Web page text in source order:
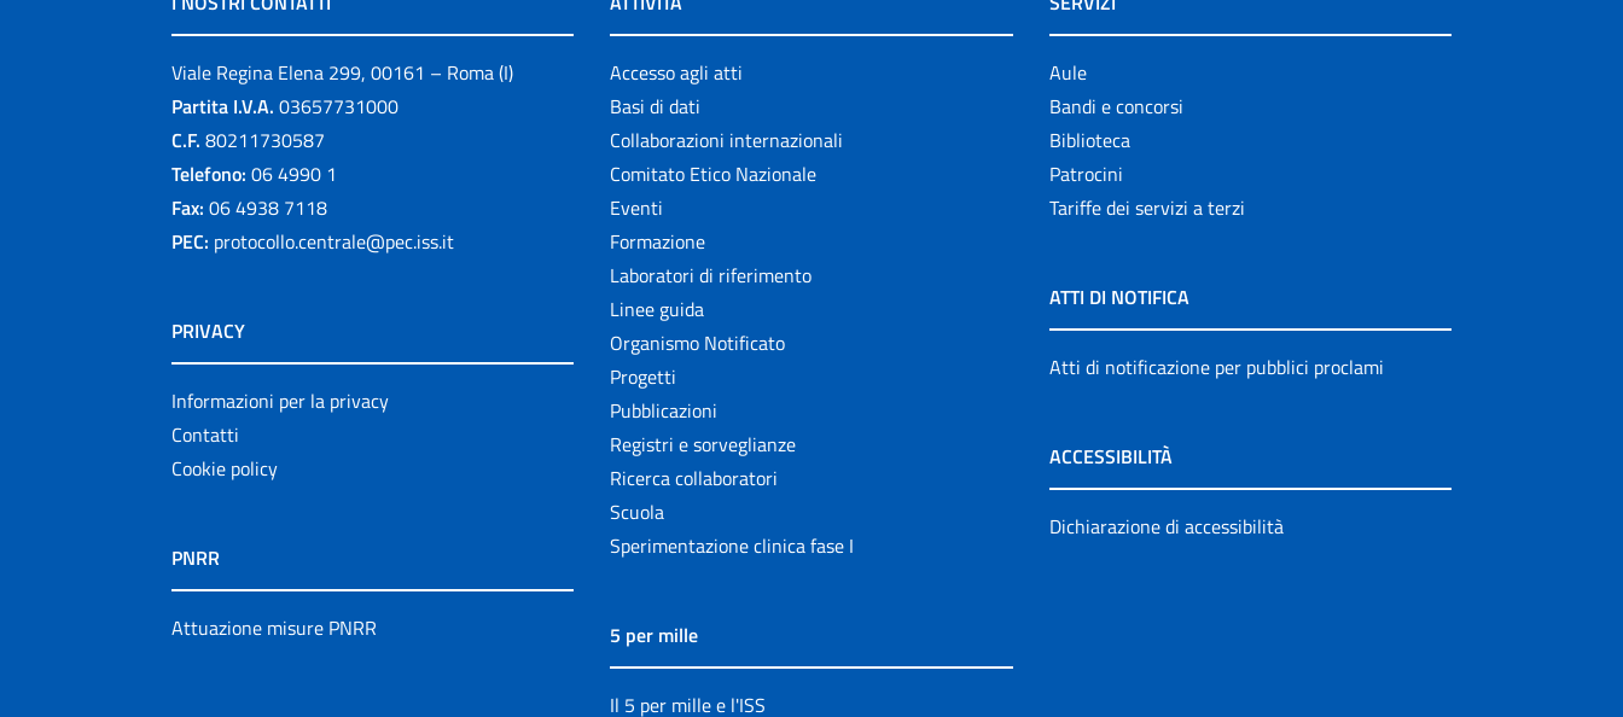
Viale Regina Elena 299, 00161 – Roma (I)
Partita I.V.A. 03657731000
C.F. 80211730587
Telefono: 06 4990 1
Fax: 06 4938 7118
PEC: protocollo.centrale@pec.iss.it
PRIVACY
Informazioni per la privacy
Contatti
Cookie policy
PNRR
Attuazione misure PNRR
Accesso agli atti
Basi di dati
Collaborazioni internazionali
Comitato Etico Nazionale
Eventi
Formazione
Laboratori di riferimento
Linee guida
Organismo Notificato
Progetti
Pubblicazioni
Registri e sorveglianze
Ricerca collaboratori
Scuola
Sperimentazione clinica fase I
5 per mille
Il 5 per mille e l'ISS
Aule
Bandi e concorsi
Biblioteca
Patrocini
Tariffe dei servizi a terzi
ATTI DI NOTIFICA
Atti di notificazione per pubblici proclami
ACCESSIBILITÀ
Dichiarazione di accessibilità